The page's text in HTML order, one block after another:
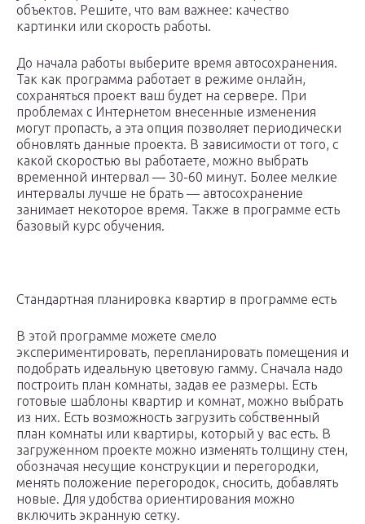
объектов. Решите, что вам важнее: качество
картинки или скорость работы.
До начала работы выберите время автосохранения.
Так как программа работает в режиме онлайн,
сохраняться проект ваш будет на сервере. При
проблемах с Интернетом внесенные изменения
могут пропасть, а эта опция позволяет периодически
обновлять данные проекта. В зависимости от того, с
какой скоростью вы работаете, можно выбрать
временной интервал — 30-60 минут. Более мелкие
интервалы лучше не брать — автосохранение
занимает некоторое время. Также в программе есть
базовый курс обучения.
Стандартная планировка квартир в программе есть
В этой программе можете смело
экспериментировать, перепланировать помещения и
подобрать идеальную цветовую гамму. Сначала надо
построить план комнаты, задав ее размеры. Есть
готовые шаблоны квартир и комнат, можно выбрать
из них. Есть возможность загрузить собственный
план комнаты или квартиры, который у вас есть. В
загруженном проекте можно изменять толщину стен,
обозначая несущие конструкции и перегородки,
менять положение перегородок, сносить, добавлять
новые. Для удобства ориентирования можно
включить экранную сетку.